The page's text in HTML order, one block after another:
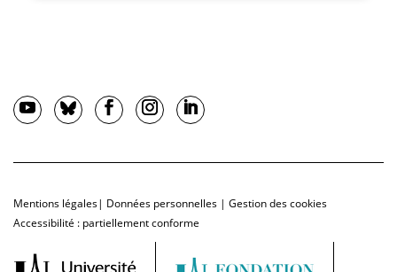
Mentions légales| Données personnelles | Gestion des cookies
Accessibilité : partiellement conforme